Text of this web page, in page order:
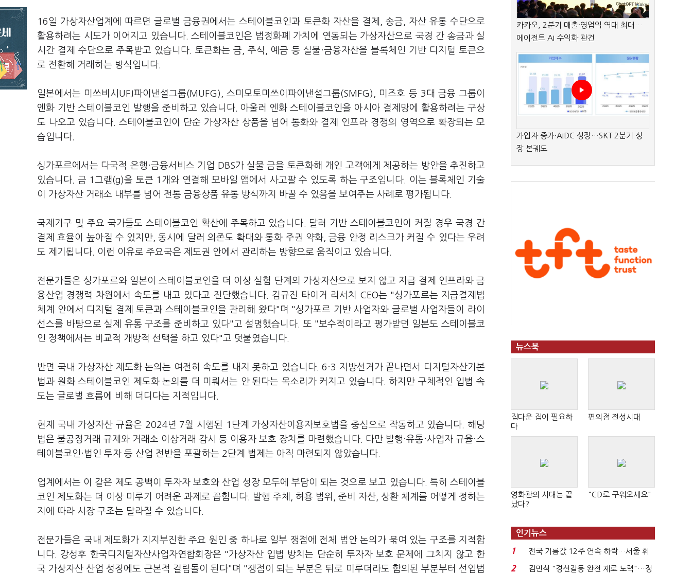
16일 가상자산업계에 따르면 글로벌 금융권에서는 스테이블코인과 토큰화 자산을 결제, 송금, 자산 유통 수단으로
활용하려는 시도가 이어지고 있습니다. 스테이블코인은 법정화폐 가치에 연동되는 가상자산으로 국경 간 송금과 실
시간 결제 수단으로 주목받고 있습니다. 토큰화는 금, 주식, 예금 등 실물·금융자산을 블록체인 기반 디지털 토큰으
로 전환해 거래하는 방식입니다.
일본에서는 미쓰비시UFJ파이낸셜그룹(MUFG), 스미모토미쓰이파이낸셜그룹(SMFG), 미즈호 등 3대 금융 그룹이
엔화 기반 스테이블코인 발행을 준비하고 있습니다. 아울러 엔화 스테이블코인을 아시아 결제망에 활용하려는 구상
도 나오고 있습니다. 스테이블코인이 단순 가상자산 상품을 넘어 통화와 결제 인프라 경쟁의 영역으로 확장되는 모
습입니다.
싱가포르에서는 다국적 은행·금융서비스 기업 DBS가 실물 금을 토큰화해 개인 고객에게 제공하는 방안을 추진하고
있습니다. 금 1그램(g)을 토큰 1개와 연결해 모바일 앱에서 사고팔 수 있도록 하는 구조입니다. 이는 블록체인 기술
이 가상자산 거래소 내부를 넘어 전통 금융상품 유통 방식까지 바꿀 수 있음을 보여주는 사례로 평가됩니다.
국제기구 및 주요 국가들도 스테이블코인 확산에 주목하고 있습니다. 달러 기반 스테이블코인이 커질 경우 국경 간
결제 효율이 높아질 수 있지만, 동시에 달러 의존도 확대와 통화 주권 약화, 금융 안정 리스크가 커질 수 있다는 우려
도 제기됩니다. 이런 이유로 주요국은 제도권 안에서 관리하는 방향으로 움직이고 있습니다.
전문가들은 싱가포르와 일본이 스테이블코인을 더 이상 실험 단계의 가상자산으로 보지 않고 지급 결제 인프라와 금
융산업 경쟁력 차원에서 속도를 내고 있다고 진단했습니다. 김규진 타이거 리서치 CEO는 "싱가포르는 지급결제법
체계 안에서 디지털 결제 토큰과 스테이블코인을 관리해 왔다"며 "싱가포르 기반 사업자와 글로벌 사업자들이 라이
선스를 바탕으로 실제 유통 구조를 준비하고 있다"고 설명했습니다. 또 "보수적이라고 평가받던 일본도 스테이블코
인 정책에서는 비교적 개방적 선택을 하고 있다"고 덧붙였습니다.
반면 국내 가상자산 제도화 논의는 여전히 속도를 내지 못하고 있습니다. 6·3 지방선거가 끝나면서 디지털자산기본
법과 원화 스테이블코인 제도화 논의를 더 미뤄서는 안 된다는 목소리가 커지고 있습니다. 하지만 구체적인 입법 속
도는 글로벌 흐름에 비해 더디다는 지적입니다.
현재 국내 가상자산 규율은 2024년 7월 시행된 1단계 가상자산이용자보호법을 중심으로 작동하고 있습니다. 해당
법은 불공정거래 규제와 거래소 이상거래 감시 등 이용자 보호 장치를 마련했습니다. 다만 발행·유통·사업자 규율·스
테이블코인·법인 투자 등 산업 전반을 포괄하는 2단계 법제는 아직 마련되지 않았습니다.
업계에서는 이 같은 제도 공백이 투자자 보호와 산업 성장 모두에 부담이 되는 것으로 보고 있습니다. 특히 스테이블
코인 제도화는 더 이상 미루기 어려운 과제로 꼽힙니다. 발행 주체, 허용 범위, 준비 자산, 상환 체계를 어떻게 정하는
지에 따라 시장 구조는 달라질 수 있습니다.
전문가들은 국내 제도화가 지지부진한 주요 원인 중 하나로 일부 쟁점에 전체 법안 논의가 묶여 있는 구조를 지적합
니다. 강성후 한국디지털자산사업자연합회장은 "가상자산 입법 방치는 단순히 투자자 보호 문제에 그치지 않고 한
국 가상자산 산업 성장에도 근본적 걸림돌이 된다"며 "쟁점이 되는 부분은 뒤로 미루더라도 합의된 부분부터 선입법
카카오, 2분기 매출·영업익 역대 최대…
에이전트 AI 수익화 관건
가입자 증가·AIDC 성장…SKT 2분기 성
장 본궤도
뉴스북
집다운 집이 필요하
다
편의점 전성시대
영화관의 시대는 끝
났다?
"CD로 구워오세요"
인기뉴스
1
전국 기름값 12주 연속 하락…서울 휘
발윳값 1909원...
2
김민석 "경선갈등 완전 제로 노력"…정